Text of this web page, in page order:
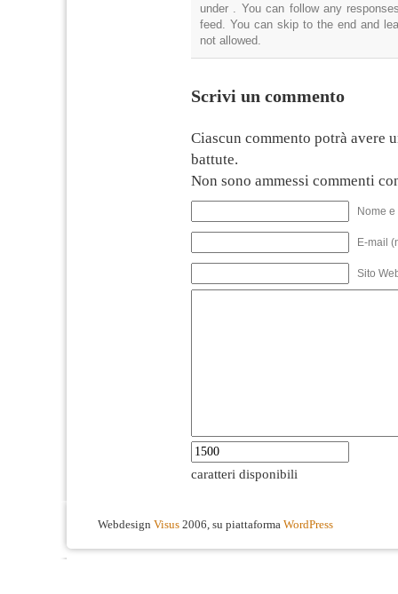
under . You can follow any
feed. You can skip to the end and
not allowed.
Scrivi un commento
Ciascun commento potrà avere
battute.
Non sono ammessi commenti
Nome
E-mail
Sito
caratteri disponibili
Webdesign Visus 2006, su piattaforma WordPress